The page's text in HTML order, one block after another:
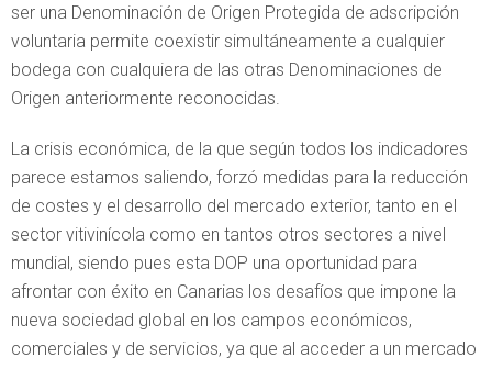
ser una Denominación de Origen Protegida de adscripción
voluntaria permite coexistir simultáneamente a cualquier
bodega con cualquiera de las otras Denominaciones de
Origen anteriormente reconocidas.
La crisis económica, de la que según todos los indicadores
parece estamos saliendo, forzó medidas para la reducción
de costes y el desarrollo del mercado exterior, tanto en el
sector vitivinícola como en tantos otros sectores a nivel
mundial, siendo pues esta DOP una oportunidad para
afrontar con éxito en Canarias los desafíos que impone la
nueva sociedad global en los campos económicos,
comerciales y de servicios, ya que al acceder a un mercado